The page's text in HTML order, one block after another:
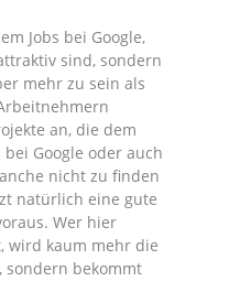
Jobs bei Google,
sind, sondern
mehr zu sein als
an, die dem
Google oder auch
nicht zu finden
natürlich eine gute
Wer hier
wird kaum mehr die
sondern bekommt